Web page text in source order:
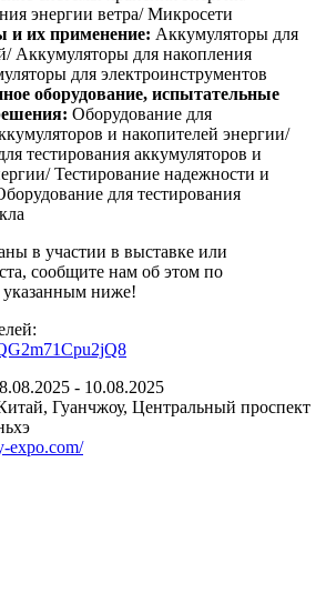
энергии ветра/ Микросети
и их применение: Аккумуляторы для
Аккумуляторы для накопления
для электроинструментов
оборудование, испытательные
Оборудование для
и накопителей энергии/
тестирования аккумуляторов и
Тестирование надежности и
для тестирования
в участии в выставке или
сообщите нам об этом по
ниже!
- 10.08.2025
Гуанчжоу, Центральный проспект
expo.com/